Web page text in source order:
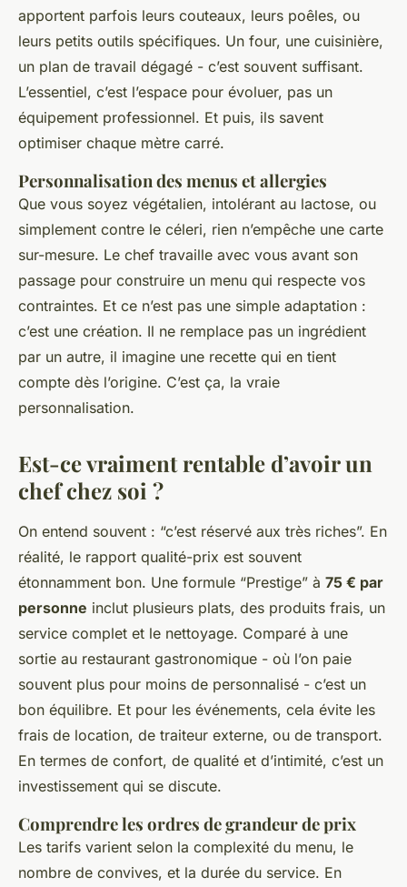
apportent parfois leurs couteaux, leurs poêles, ou
leurs petits outils spécifiques. Un four, une cuisinière,
un plan de travail dégagé - c’est souvent suffisant.
L’essentiel, c’est l’espace pour évoluer, pas un
équipement professionnel. Et puis, ils savent
optimiser chaque mètre carré.
Personnalisation des menus et allergies
Que vous soyez végétalien, intolérant au lactose, ou
simplement contre le céleri, rien n’empêche une carte
sur-mesure. Le chef travaille avec vous avant son
passage pour construire un menu qui respecte vos
contraintes. Et ce n’est pas une simple adaptation :
c’est une création. Il ne remplace pas un ingrédient
par un autre, il imagine une recette qui en tient
compte dès l’origine. C’est ça, la vraie
personnalisation.
Est-ce vraiment rentable d’avoir un
chef chez soi ?
On entend souvent : “c’est réservé aux très riches”. En
réalité, le rapport qualité-prix est souvent
étonnamment bon. Une formule “Prestige” à 75 € par
personne inclut plusieurs plats, des produits frais, un
service complet et le nettoyage. Comparé à une
sortie au restaurant gastronomique - où l’on paie
souvent plus pour moins de personnalisé - c’est un
bon équilibre. Et pour les événements, cela évite les
frais de location, de traiteur externe, ou de transport.
En termes de confort, de qualité et d’intimité, c’est un
investissement qui se discute.
Comprendre les ordres de grandeur de prix
Les tarifs varient selon la complexité du menu, le
nombre de convives, et la durée du service. En